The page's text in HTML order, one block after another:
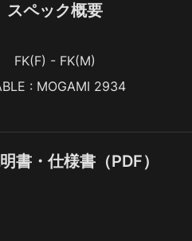
スペック概要
FK(F) - FK(M)
: MOGAMI 2934
書・仕様書（PDF）